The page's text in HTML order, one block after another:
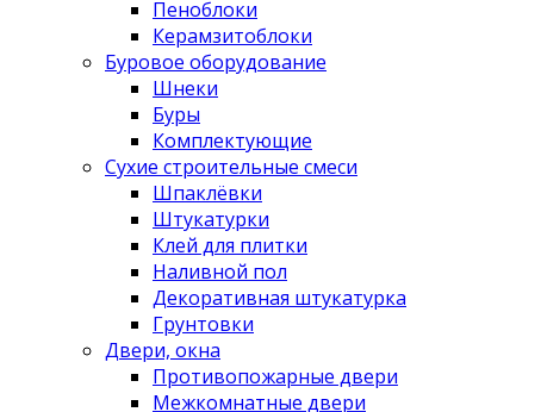
Пеноблоки
Керамзитоблоки
Буровое оборудование
Шнеки
Буры
Комплектующие
Сухие строительные смеси
Шпаклёвки
Штукатурки
Клей для плитки
Наливной пол
Декоративная штукатурка
Грунтовки
Двери, окна
Противопожарные двери
Межкомнатные двери